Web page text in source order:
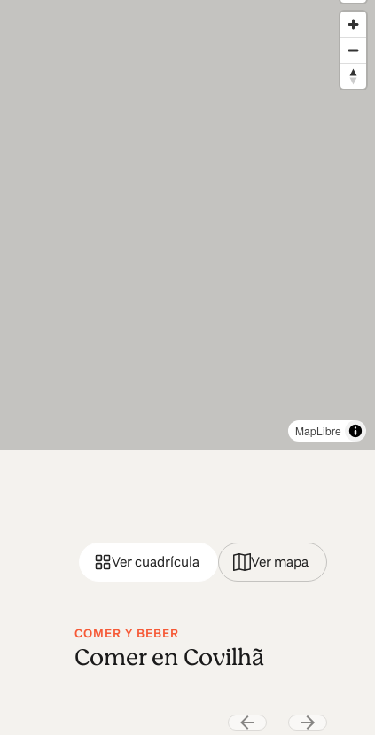
MapLibre
Ver cuadrícula Ver mapa
COMER Y BEBER
Comer en Covilhã